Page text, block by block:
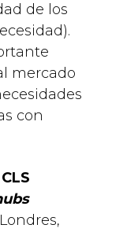
de los
mercado
con